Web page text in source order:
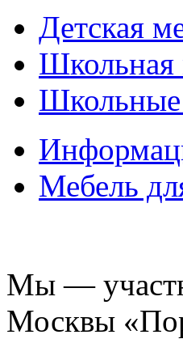
Детская
Школьная
Школьные
Мебель
Мы —
Москвы